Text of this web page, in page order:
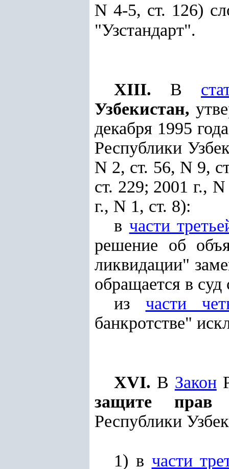
N 4-5, ст. 126)
"Узстандарт".
XIII. В
Узбекистан,
декабря 1995
Республики
N 2, ст. 56, N 9,
ст. 229; 2001 г.,
г., N 1, ст. 8):
в части
решение об
ликвидации"
обращается в
из части
банкротстве"
XVI. В Закон
защите прав
Республики
1) в части